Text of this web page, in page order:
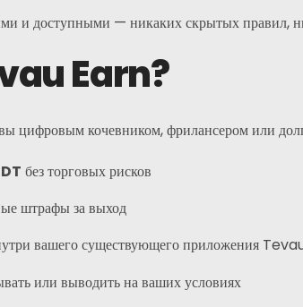
и доступными — никаких скрытых правил,
Earn?
вы цифровым кочевником, фрилансером или
без торговых рисков
штрафы за выход
вашего существующего приложения
или выводить на ваших условиях